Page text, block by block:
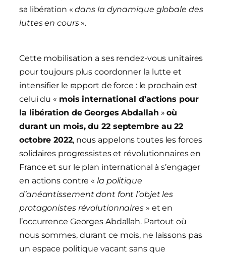
sa libération «dans la dynamique globale des
luttes en cours».
Cette mobilisation a ses rendez-vous unitaires
pour toujours plus coordonner la lutte et
intensifier le rapport de force : le prochain est
celui du « mois international d’actions pour
la libération de Georges Abdallah »où
durant un mois, du 22 septembre au 22
octobre 2022, nous appelons toutes les forces
solidaires progressistes et révolutionnaires en
France et sur le plan international à s’engager
en actions contre « la politique
d’anéantissement dont font l’objet les
protagonistes révolutionnaires » et en
l’occurrence Georges Abdallah. Partout où
nous sommes, durant ce mois, ne laissons pas
un espace politique vacant sans que